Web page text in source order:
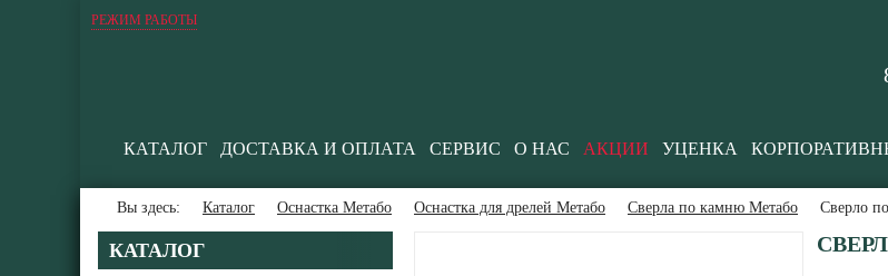
РЕЖИМ РАБОТЫ
КАТАЛОГ ДОСТАВКА И ОПЛАТА СЕРВИС О НАС АКЦИИ УЦЕНКА
Вы здесь: Каталог Оснастка Метабо Оснастка для дрелей Метабо Сверла по камню Метабо Сверло
КАТАЛОГ